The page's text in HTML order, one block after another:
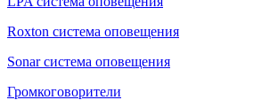
Roxton система оповещения
Sonar система оповещения
Громкоговорители